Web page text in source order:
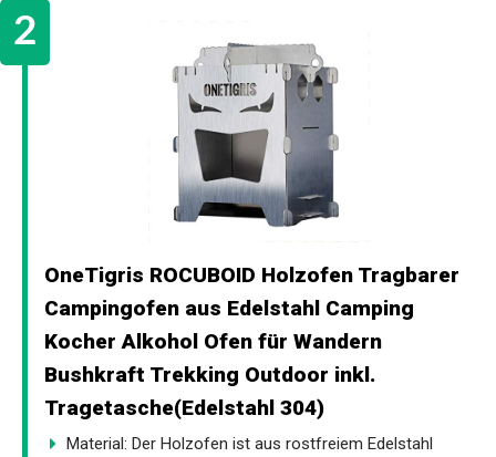
OneTigris ROCUBOID Holzofen Tragbarer
Campingofen aus Edelstahl Camping
Kocher Alkohol Ofen für Wandern
Bushkraft Trekking Outdoor inkl.
Tragetasche(Edelstahl 304)
Material: Der Holzofen ist aus rostfreiem Edelstahl